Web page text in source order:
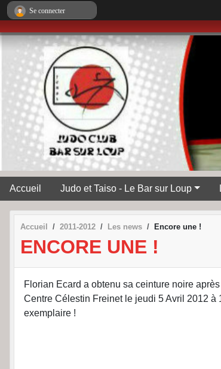
Accueil Judo et Taiso - Le Bar sur Loup
Accueil 2011-2012 Les news Encore une !
ENCORE UNE !
Florian Ecard a obtenu sa ceinture noire
Centre Célestin Freinet le jeudi 5 Avril 2012
exemplaire !
Se connecter
Panneau de gestion des cookies